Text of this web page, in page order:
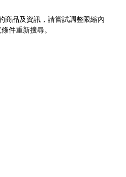
商品及資訊，請嘗試調整限縮內
件重新搜尋。